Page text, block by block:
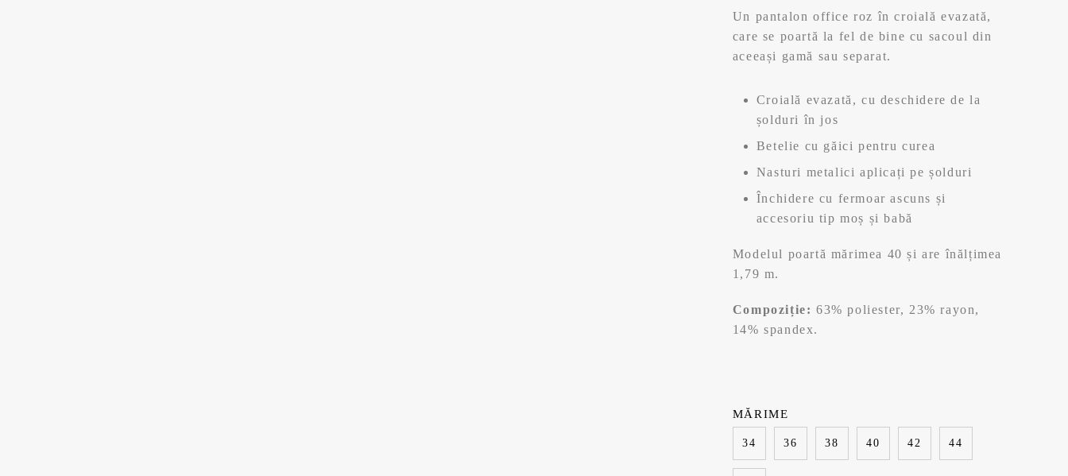
fost:
167,99 lei.
Un pantalon office roz în croială evazată,
care se poartă la fel de bine cu sacoul din
aceeași gamă sau separat.
Croială evazată, cu deschidere de la
șolduri în jos
Betelie cu găici pentru curea
Nasturi metalici aplicați pe șolduri
Închidere cu fermoar ascuns și
accesoriu tip moș și babă
Modelul poartă mărimea 40 și are înălțimea
1,79 m.
Compoziție: 63% poliester, 23% rayon,
14% spandex.
34 36 38 40 42 44
MĂRIME